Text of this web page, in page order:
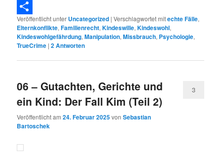
Copy
Link
Teilen
Veröffentlicht unter Uncategorized |Verschlagwortet mitechte Fälle,
Elternkonflikte,Familienrecht,Kindeswille,Kindeswohl,
Kindeswohlgefährdung,Manipulation,Missbrauch, Psychologie,
TrueCrime |2Antworten
06 – Gutachten, Gerichte und
ein Kind: Der Fall Kim (Teil 2)
Veröffentlicht am24. Februar 2025vonSebastian
Bartoschek
3